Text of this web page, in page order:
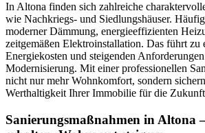
In Altona finden sich zahlreiche
wie Nachkriegs- und Siedlungshäuser.
moderner Dämmung, energieeffizienten
zeitgemäßen Elektroinstallation. Das führt zu
Energiekosten und steigenden
Modernisierung. Mit einer professionellen
nicht nur mehr Wohnkomfort, sondern
Werthaltigkeit Ihrer Immobilie für die
Sanierungsmaßnahmen in Altona